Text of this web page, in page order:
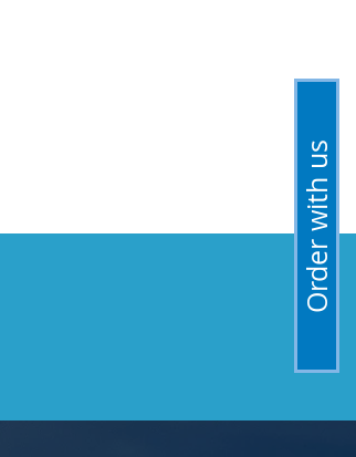
Order with us